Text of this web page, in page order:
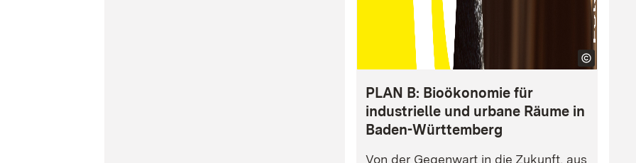
PLAN B: Bioökonomie für
industrielle und urbane Räume in
Baden-Württemberg
Von der Gegenwart in die Zukunft, aus